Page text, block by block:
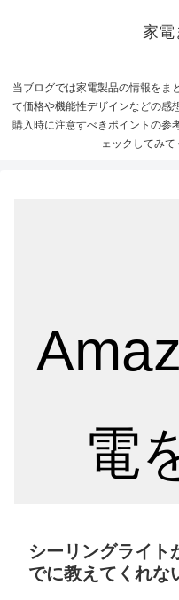
家電
当ブログでは家電製品の情報をま
て価格や機能性デザインなどの感
購入時に注意すべきポイントの参
ェックしてみ
電
シーリングライト
でに教えてくれな